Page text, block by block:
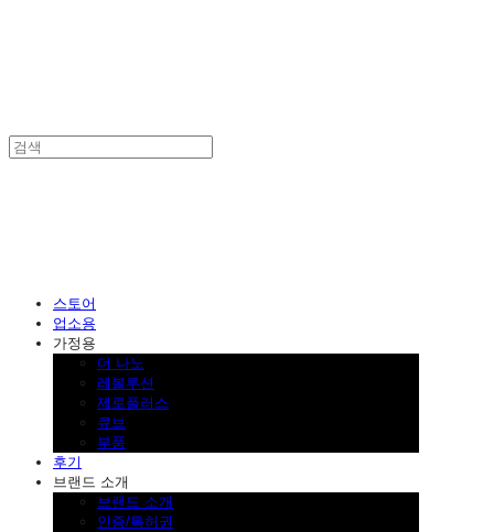
스토어
업소용
가정용
더 나노
레볼루션
제로플러스
큐브
부품
후기
브랜드 소개
브랜드 소개
인증/특허권